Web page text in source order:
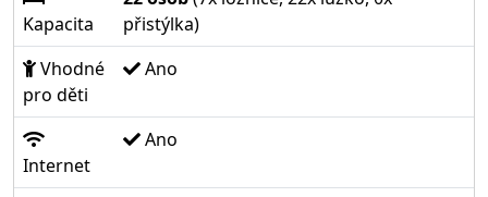
Kapacita
přistýlka)
Vhodné
pro děti
Ano
Internet
Ano